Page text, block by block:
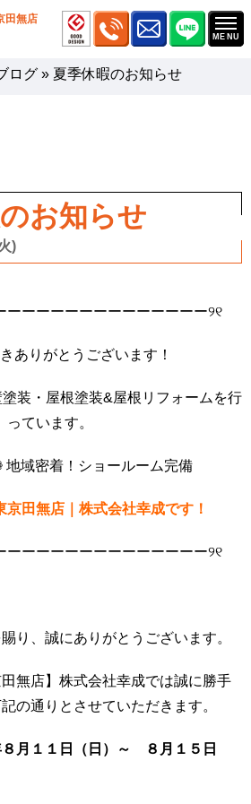
田無店
ログ » 夏季休暇のお知らせ
お知らせ
)
ーーーーーーーーーーーーーー୨୧
ありがとうございます！
装・屋根塗装&屋根リフォームを行
っています。
域密着！ショールーム完備
京田無店｜株式会社幸成です！
ーーーーーーーーーーーーーー୨୧
り、誠にありがとうございます。
田無店】株式会社幸成では誠に勝手
の通りとさせていただきます。
月１１日（日）～ ８月１５日